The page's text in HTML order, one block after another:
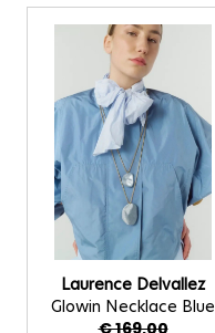
Laurence Delvallez
Glowin Necklace Blue
€ 169,00